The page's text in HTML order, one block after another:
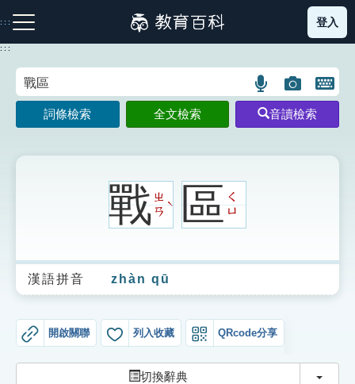
到
主
:::
注音索引圖示 筆畫索引圖示 部首索引表圖示
生字詞彙表
成語故事
索引選單
登入
:::
語
言
搜
圖
片
搜
開
鍵
圖
詞條檢索 全文檢索 音讀檢索
戰ㄓ
ㄢ
ˋ 區ㄑ
ㄩ
漢語拼音 zhàn qū
開啟關聯 列入收藏 QRcode分享
切換辭典 切換